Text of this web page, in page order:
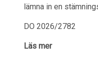
lämna in en
DO 2026/2782
Läs mer